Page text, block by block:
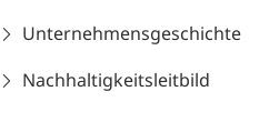
Unternehmensgeschichte
Nachhaltigkeitsleitbild